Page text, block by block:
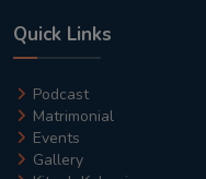
Quick Links
Podcast
Matrimonial
Events
Gallery